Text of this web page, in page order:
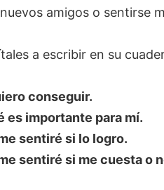
amigos o sentirse
a escribir en su
conseguir.
es importante para mí.
sentiré si lo logro.
sentiré si me cuesta o